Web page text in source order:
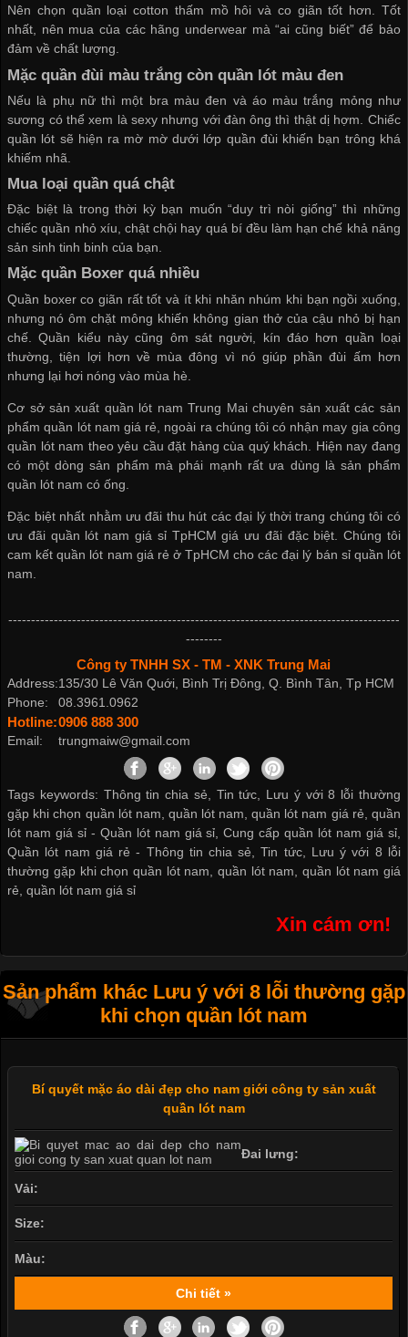
Nên chọn quần loại cotton thấm mồ hôi và co giãn tốt hơn. Tốt
nhất, nên mua của các hãng underwear mà “ai cũng biết” để bảo
đảm về chất lượng.
Mặc quần đùi màu trắng còn quần lót màu đen
Nếu là phụ nữ thì một bra màu đen và áo màu trắng mỏng như
sương có thể xem là sexy nhưng với đàn ông thì thật dị hợm. Chiếc
quần lót sẽ hiện ra mờ mờ dưới lớp quần đùi khiến bạn trông khá
khiếm nhã.
Mua loại quần quá chật
Đặc biệt là trong thời kỳ bạn muốn “duy trì nòi giống” thì những
chiếc quần nhỏ xíu, chật chội hay quá bí đều làm hạn chế khả năng
sản sinh tinh binh của bạn.
Mặc quần Boxer quá nhiều
Quần boxer co giãn rất tốt và ít khi nhăn nhúm khi bạn ngồi xuống,
nhưng nó ôm chặt mông khiến không gian thở của cậu nhỏ bị hạn
chế. Quần kiểu này cũng ôm sát người, kín đáo hơn quần loại
thường, tiện lợi hơn về mùa đông vì nó giúp phần đùi ấm hơn
nhưng lại hơi nóng vào mùa hè.
Cơ sở sản xuất quần lót nam Trung Mai chuyên sản xuất các sản
phẩmquần lót nam giá rẻ , ngoài ra chúng tôi có nhận may gia công
quần lót nam theo yêu cầu đặt hàng cùa quý khách. Hiện nay đang
có một dòng sản phẩm mà phái mạnh rất ưa dùng là sản phẩm
quần lót nam có ống
Đặc biệt nhất nhằm ưu đãi thu hút các đại lý thời trang chúng tôi có
ưu đãi quần lót nam giá sỉ TpHCM giá ưu đãi đặc biệt. Chúng tôi
cam kếtquần lót nam giá rẻ ở TpHCM cho các đại lý bán sỉ quần lót
nam.
--------------------------------------------------------------------------------------
--------
Công ty TNHH SX - TM - XNK Trung Mai
Address:135/30 Lê Văn Quới, Bình Trị Đông, Q. Bình Tân, Tp HCM
Phone:
08.3961.0962
Hotline:0906 888 300
Email: trungmaiw@gmail.com
Tags keywords: Thông tin chia sẻ, Tin tức, Lưu ý với 8 lỗi thường
gặp khi chọn quần lót nam, quần lót nam, quần lót nam giá rẻ, quần
lót nam giá sỉ - Quần lót nam giá sỉ,Cung cấp quần lót nam giá sỉ,
Quần lót nam giá rẻ - Thông tin chia sẻ,Tin tức, Lưu ý với 8 lỗi
thường gặp khi chọn quần lót nam, quần lót nam, quần lót nam giá
rẻ,quần lót nam giá sỉ
Xin cám ơn!
Sản phẩm khác Lưu ý với 8 lỗi thường gặp
khi chọn quần lót nam
Bí quyết mặc áo dài đẹp cho nam giới công ty sản xuất
quần lót nam
Đai lưng:
Vải:
Size:
Màu:
Chi tiết »